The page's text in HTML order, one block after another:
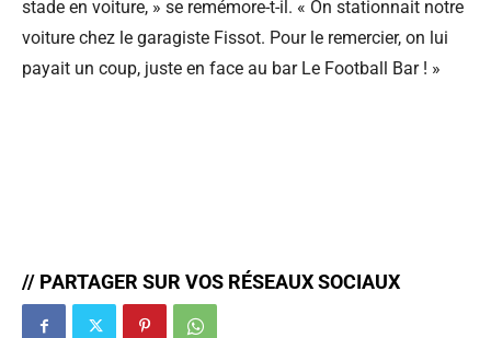
stade en voiture, » se remémore-t-il. « On stationnait notre
voiture chez le garagiste Fissot. Pour le remercier, on lui
payait un coup, juste en face au bar Le Football Bar ! »
// PARTAGER SUR VOS RÉSEAUX SOCIAUX